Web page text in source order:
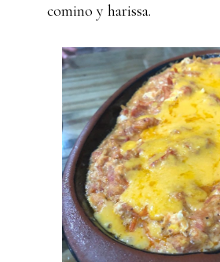
comino y harissa.